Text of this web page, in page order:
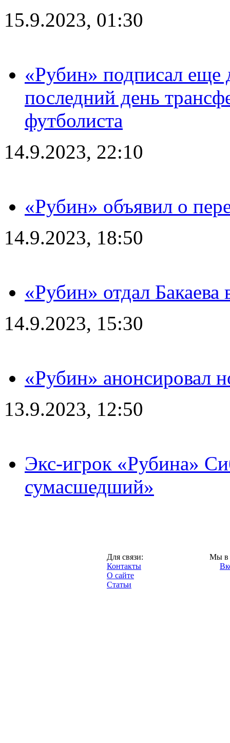
15.9.2023, 01:30
«Рубин» подписал еще
последний день
футболиста
14.9.2023, 22:10
«Рубин» объявил о
14.9.2023, 18:50
«Рубин» отдал
14.9.2023, 15:30
«Рубин» анонсировал
13.9.2023, 12:50
Экс-игрок «Рубина»
сумасшедший»
Для связи:
Контакты
О сайте
Статьи
Мы в